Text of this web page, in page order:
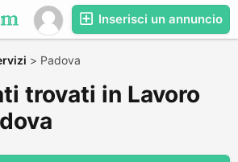
Inserisci un annuncio
> Padova
trovati in Lavoro